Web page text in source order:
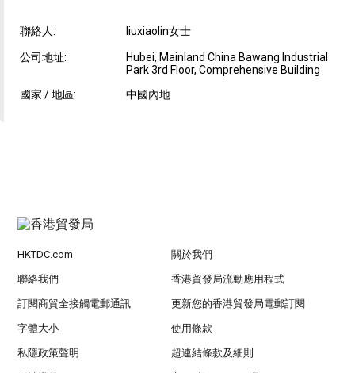
聯絡人: liuxiaolin女士
公司地址:
Hubei, Mainland China Bawang Industrial
Park 3rd Floor, Comprehensive Building
國家 / 地區:
中國內地
HKTDC.com 關於我們
聯絡我們 香港貿發局流動應用程式
訂閱商貿全接觸電郵通訊 更新您的香港貿發局電郵訂閱
字體大小 使用條款
私隱政策聲明 超連結條款及細則